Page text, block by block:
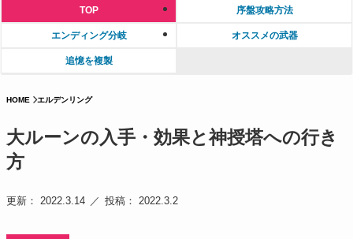
TOP 序盤攻略方法
エンディング分岐 オススメの武器
追憶を複製
HOME エルデンリング
大ルーンの入手・効果と神授塔への行き
方
更新： 2022.3.14 投稿： 2022.3.2